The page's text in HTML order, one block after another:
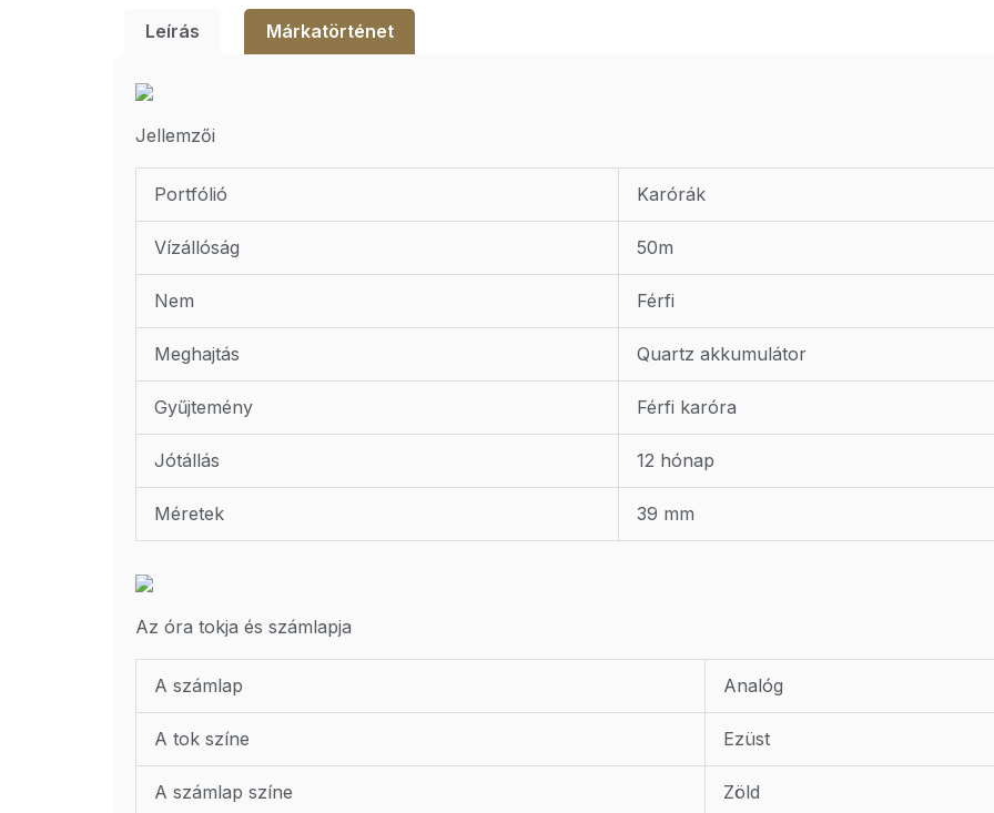
Leírás Márkatörténet
Jellemzői
Portfólió Karórák
Vízállóság 50m
Nem Férfi
Meghajtás Quartz akkumulátor
Gyűjtemény Férfi karóra
Jótállás 12 hónap
Méretek 39 mm
Az óra tokja és számlapja
A számlap Analóg
A tok színe Ezüst
A számlap színe Zöld